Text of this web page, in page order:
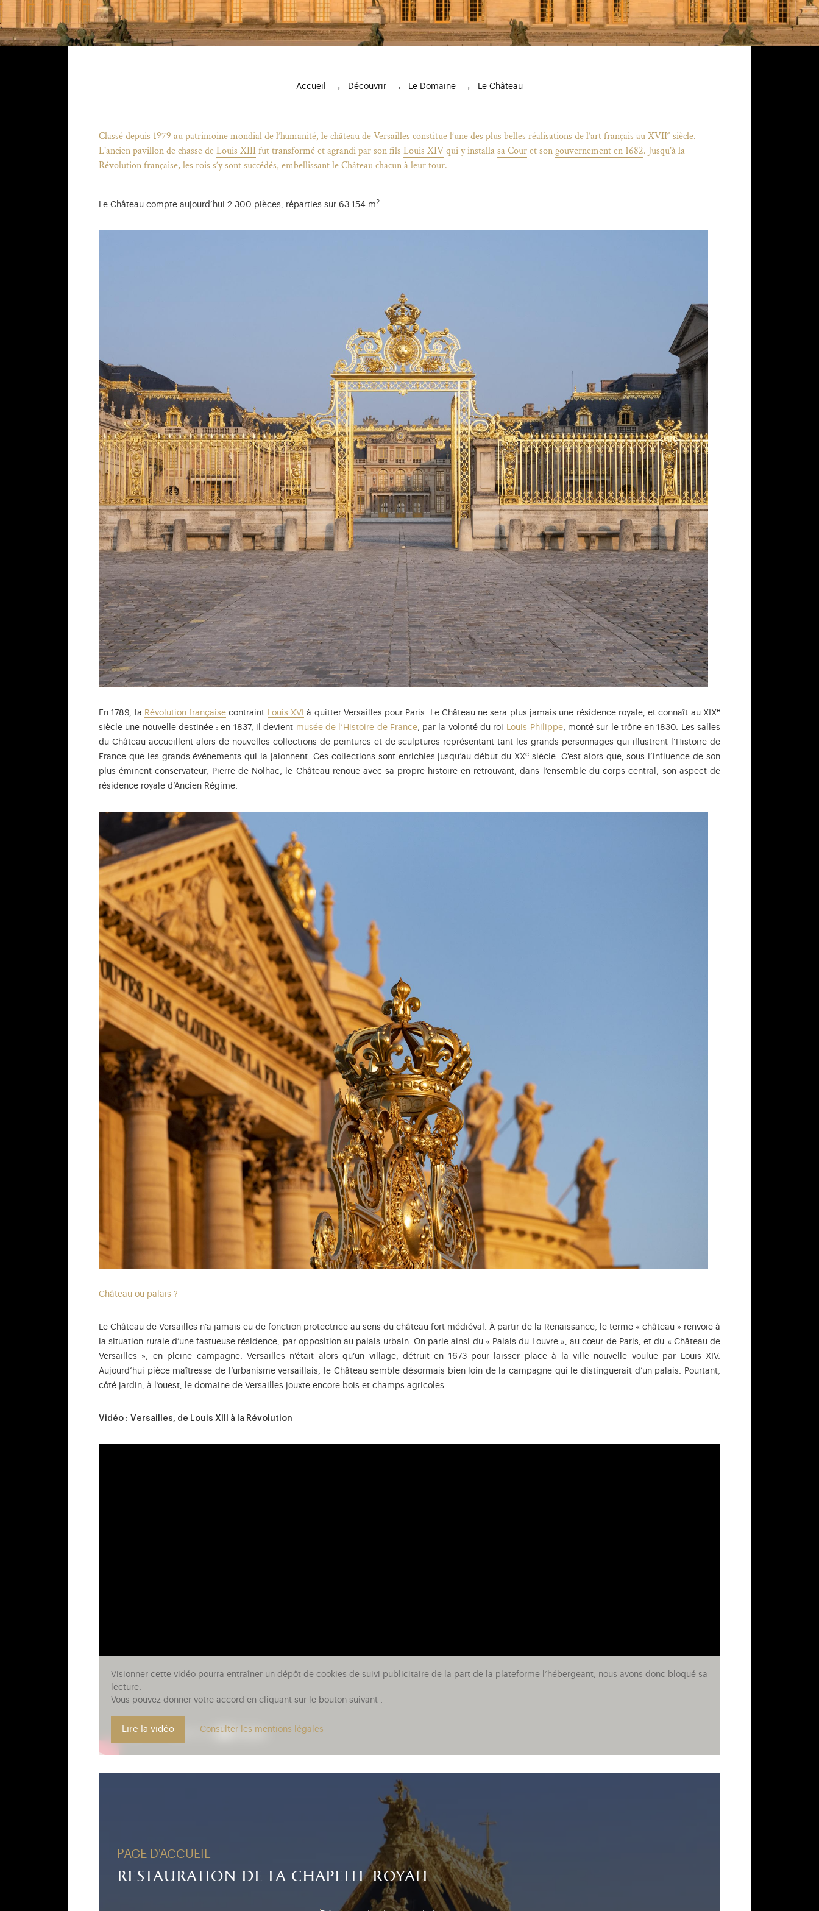
Fil d'Ariane
Accueil Découvrir Le Domaine Le Château
Classé depuis 1979 au patrimoine mondial de l’humanité, le château de Versailles constitue l’une des plus belles réalisations de l’art français au XVIIe siècle.
L’ancien pavillon de chasse deLouis XIIIfut transformé et agrandi par son fils Louis XIVqui y installasa Couret songouvernement en 1682. Jusqu’à la
Révolution française, les rois s’y sont succédés, embellissant le Château chacun à leur tour.
Le Château compte aujourd’hui 2 300 pièces, réparties sur 63 154 m2.
En 1789, la Révolution française contraint Louis XVI à quitter Versailles pour Paris. Le Château ne sera plus jamais une résidence royale, et connaît au XIXe
siècle une nouvelle destinée : en 1837, il devient musée de l’Histoire de France, par la volonté du roi Louis‑Philippe, monté sur le trône en 1830. Les salles
du Château accueillent alors de nouvelles collections de peintures et de sculptures représentant tant les grands personnages qui illustrent l’Histoire de
France que les grands événements qui la jalonnent. Ces collections sont enrichies jusqu’au début du XXe siècle. C'est alors que, sous l’influence de son
plus éminent conservateur, Pierre de Nolhac, le Château renoue avec sa propre histoire en retrouvant, dans l’ensemble du corps central, son aspect de
résidence royale d’Ancien Régime.
Château ou palais ?
Le Château de Versailles n’a jamais eu de fonction protectrice au sens du château fort médiéval. À partir de la Renaissance, le terme « château » renvoie à
la situation rurale d’une fastueuse résidence, par opposition au palais urbain. On parle ainsi du « Palais du Louvre », au cœur de Paris, et du « Château de
Versailles », en pleine campagne. Versailles n’était alors qu’un village, détruit en 1673 pour laisser place à la ville nouvelle voulue par Louis XIV.
Aujourd’hui pièce maîtresse de l’urbanisme versaillais, le Château semble désormais bien loin de la campagne qui le distinguerait d’un palais. Pourtant,
côté jardin, à l’ouest, le domaine de Versailles jouxte encore bois et champs agricoles.
Vidéo : Versailles, de Louis XIII à la Révolution
Visionner cette vidéo pourra entraîner un dépôt de cookies de suivi publicitaire de la part de la plateforme l’hébergeant, nous avons donc bloqué sa
lecture.
Vous pouvez donner votre accord en cliquant sur le bouton suivant :
Lire la vidéo Consulter les mentions légales
PAGE D'ACCUEIL
restauration de la chapelle royale